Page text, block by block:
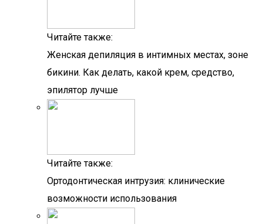
Читайте также:
Женская депиляция в интимных местах, зоне
бикини. Как делать, какой крем, средство,
эпилятор лучше
Читайте также:
Ортодонтическая интрузия: клинические
возможности использования